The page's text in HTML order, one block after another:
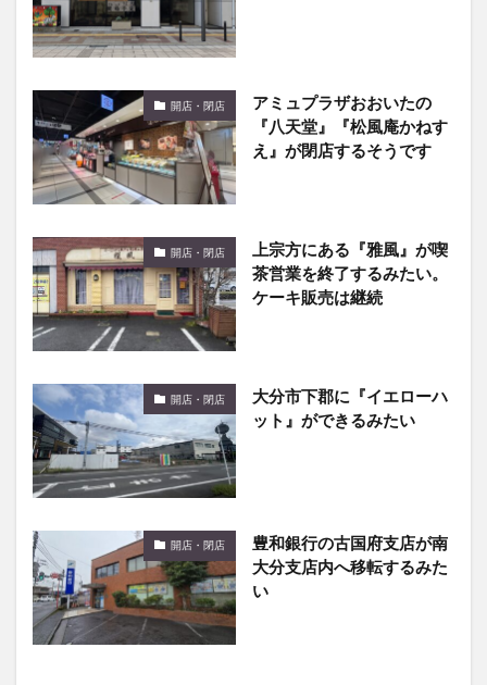
開店・閉店
アミュプラザおおいたの
『八天堂』『松風庵かねす
え』が閉店するそうです
開店・閉店
上宗方にある『雅風』が喫
茶営業を終了するみたい。
ケーキ販売は継続
開店・閉店
大分市下郡に『イエローハ
ット』ができるみたい
開店・閉店
豊和銀行の古国府支店が南
大分支店内へ移転するみた
い